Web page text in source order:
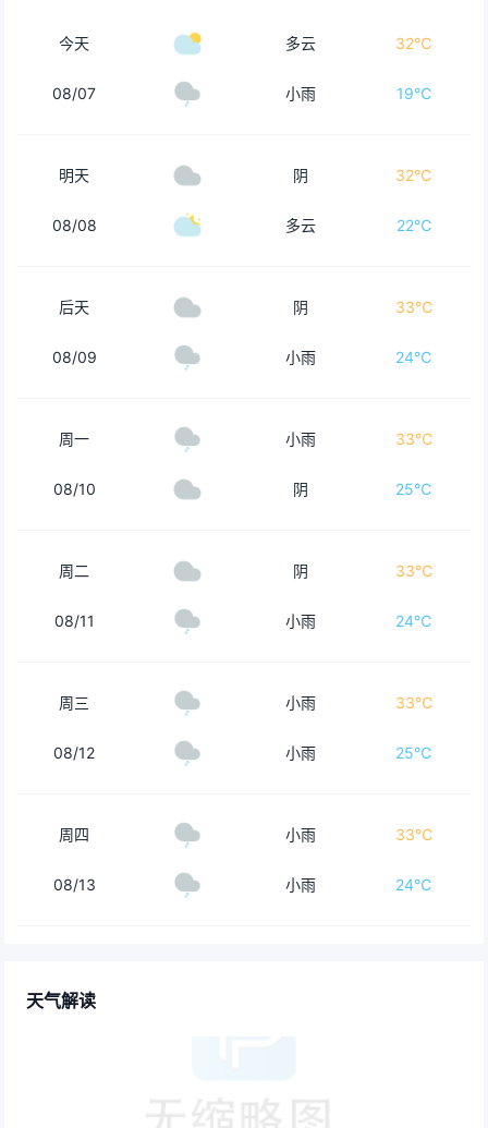
今天 多云 32℃
08/07 小雨 19℃
明天 阴 32℃
08/08 多云 22℃
后天 阴 33℃
08/09 小雨 24℃
周一 小雨 33℃
08/10 阴 25℃
周二 阴 33℃
08/11 小雨 24℃
周三 小雨 33℃
08/12 小雨 25℃
周四 小雨 33℃
08/13 小雨 24℃
天气解读